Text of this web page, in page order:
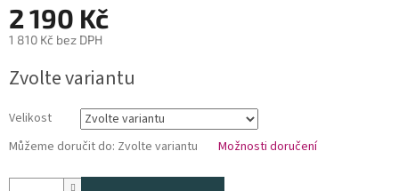
2 190 Kč
1 810 Kč bez DPH
cena:
Zvolte variantu
Velikost
Můžeme doručit do: Zvolte variantu Možnosti doručení